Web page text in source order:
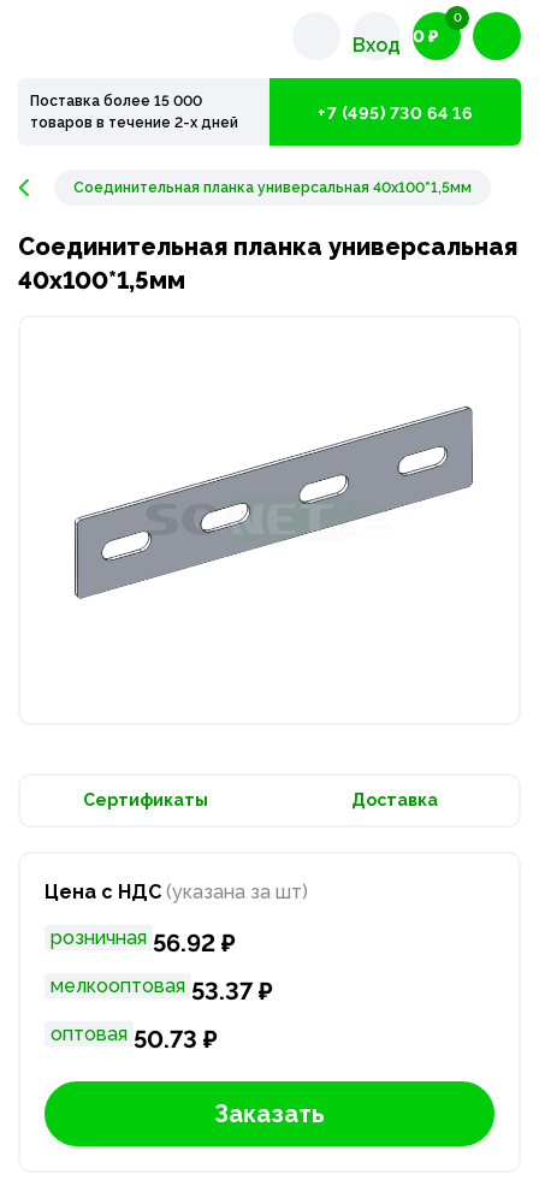
Вход 0 ₽
0
Поставка более 15 000
товаров в течение 2-х дней
+7 (495) 730 64 16
Соединительная планка универсальная 40х100*1,5мм
Соединительная планка универсальная
40х100*1,5мм
Сертификаты Доставка
Цена с НДС (указана за шт)
розничная 56.92 ₽
мелкооптовая 53.37 ₽
оптовая 50.73 ₽
Заказать